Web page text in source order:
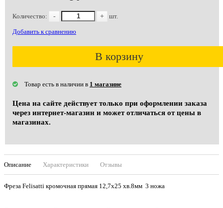
Количество: - + шт.
Добавить к сравнению
В корзину
Товар есть в наличии в 1 магазине
Цена на сайте действует только при оформлении заказа
через интернет-магазин и может отличаться от цены в
магазинах.
Описание Характеристики Отзывы
Фреза Felisatti кромочная прямая 12,7х25 хв.8мм 3 ножа